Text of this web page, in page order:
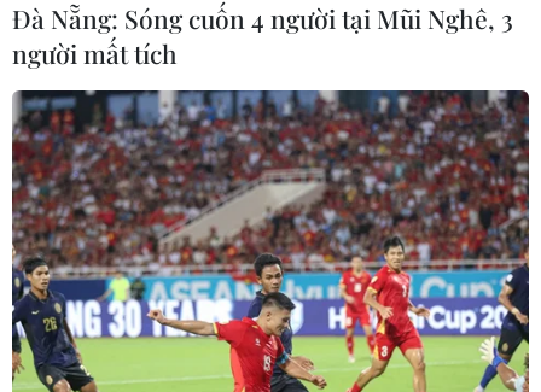
Theo dõi VietnamPlus
TIN LIÊN QUAN
Đà Nẵng: Sóng cuốn 4 người tại Mũi Nghê, 3
người mất tích